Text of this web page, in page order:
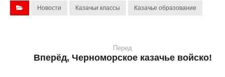
Новости Казачьи классы Казачье образование
Перед
Вперёд, Черноморское казачье войско!